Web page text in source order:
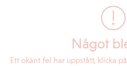
Något
Ett okänt fel har uppstått, klicka